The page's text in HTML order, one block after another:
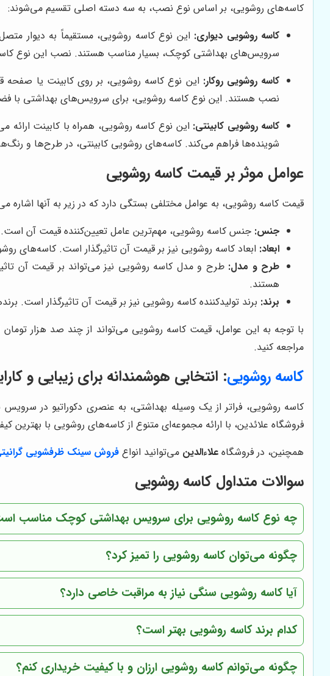
کاسه‌های روشویی، بر اساس نوع نصب، به سه دسته اصلی تقسیم می‌شوند:
کاسه روشویی دیواری: این نوع کاسه روشویی، مستقیماً به دیوار
سرویس‌های بهداشتی کوچک، بسیار مناسب هستند. نصب این نوع
کاسه روشویی روکار: این نوع کاسه روشویی، بر روی کابینت یا صفحه
نصب هستند. این نوع کاسه روشویی، برای سرویس‌های بهداشتی با
کاسه روشویی کابینتی: این نوع کاسه روشویی، همراه با کابینت
شوینده‌ها فراهم می‌کند. کاسه‌های روشویی کابینتی، در طرح‌ها و
عوامل موثر بر قیمت کاسه روشویی
قیمت کاسه روشویی، به عوامل مختلفی بستگی دارد که در زیر به آنها اشاره
جنس: جنس کاسه روشویی، مهم‌ترین عامل تعیین‌کننده قیمت آن
ابعاد: ابعاد کاسه روشویی نیز بر قیمت آن تاثیرگذار است. کاسه‌های
طرح و مدل: طرح و مدل کاسه روشویی نیز می‌تواند بر قیمت آن
هستند.
برند: برند تولیدکننده کاسه روشویی نیز بر قیمت آن تاثیرگذار است.
با توجه به این عوامل، قیمت کاسه روشویی می‌تواند از چند صد هزار تومان
مراجعه کنید.
کاسه روشویی: انتخابی هوشمندانه برای زیبایی و
کاسه روشویی، فراتر از یک وسیله بهداشتی، به عنصری دکوراتیو در
فروشگاه علائدین، با ارائه مجموعه‌ای متنوع از کاسه‌های روشویی با
همچنین، در فروشگاه علاءالدین می‌توانید انواع فروش سینک ظرفشویی
سوالات متداول کاسه روشویی
چه نوع کاسه روشویی برای سرویس بهداشتی کوچک مناسب
چگونه می‌توان کاسه روشویی را تمیز کرد؟
آیا کاسه روشویی سنگی نیاز به مراقبت خاصی دارد؟
کدام برند کاسه روشویی بهتر است؟
چگونه می‌توانم کاسه روشویی ارزان و با کیفیت خریداری کنم؟